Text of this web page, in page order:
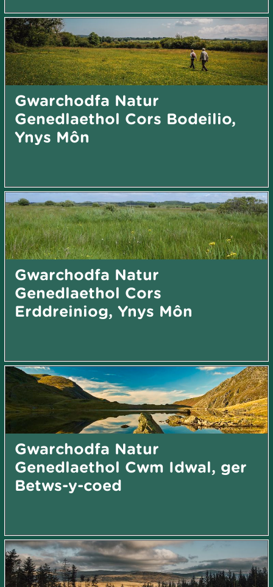
Gwarchodfa Natur
Genedlaethol Cors Bodeilio,
Ynys Môn
Gwarchodfa Natur
Genedlaethol Cors
Erddreiniog, Ynys Môn
Gwarchodfa Natur
Genedlaethol Cwm Idwal, ger
Betws-y-coed